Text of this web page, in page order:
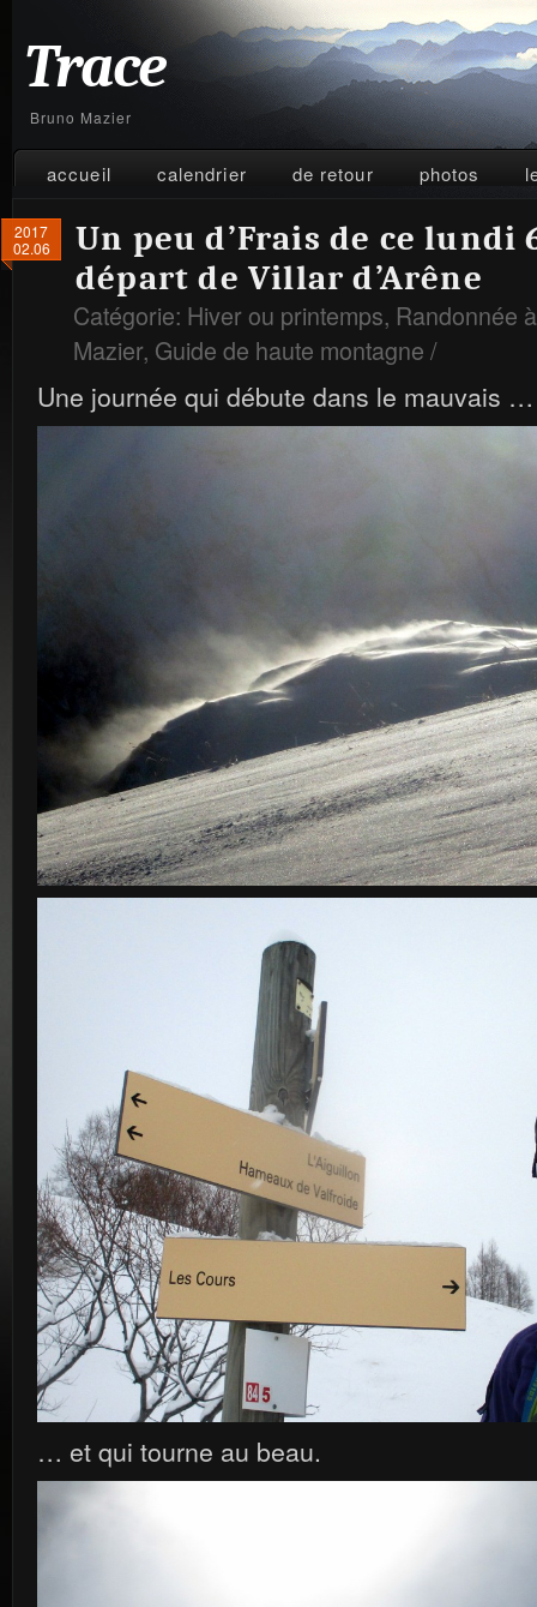
Trace
Bruno Mazier
accueil calendrier de retour photos
2017
02.06
Un peu d’Frais de ce lundi
départ de Villar d’Arêne
Catégorie: Hiver ou printemps, Randonnée
Mazier, Guide de haute montagne /
Une journée qui débute dans le mauvais …
… et qui tourne au beau.